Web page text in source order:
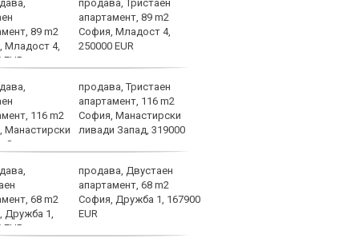
продава, Тристаен
апартамент, 89 m2
София, Младост 4,
250000 EUR
продава, Тристаен
апартамент, 116 m2
София, Манастирски
ливади Запад, 319000
продава, Двустаен
апартамент, 68 m2
София, Дружба 1, 167900
EUR